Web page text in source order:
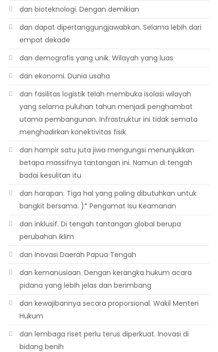
dan bioteknologi. Dengan demikian
dan dapat dipertanggungjawabkan. Selama lebih dari
empat dekade
dan demografis yang unik. Wilayah yang luas
dan ekonomi. Dunia usaha
dan fasilitas logistik telah membuka isolasi wilayah
yang selama puluhan tahun menjadi penghambat
utama pembangunan. Infrastruktur ini tidak semata
menghadirkan konektivitas fisik
dan hampir satu juta jiwa mengungsi menunjukkan
betapa massifnya tantangan ini. Namun di tengah
badai kesulitan itu
dan harapan. Tiga hal yang paling dibutuhkan untuk
bangkit bersama. )* Pengamat Isu Keamanan
dan inklusif. Di tengah tantangan global berupa
perubahan iklim
dan Inovasi Daerah Papua Tengah
dan kemanusiaan. Dengan kerangka hukum acara
pidana yang lebih jelas dan berimbang
dan kewajibannya secara proporsional. Wakil Menteri
Hukum
dan lembaga riset perlu terus diperkuat. Inovasi di
bidang benih